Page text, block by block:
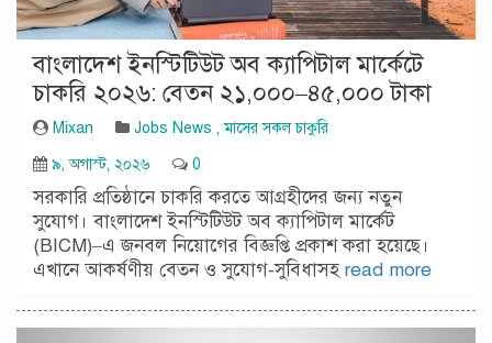
বাংলাদেশ ইনস্টিটিউট অব ক্যাপিটাল মার্কেটে
চাকরি ২০২৬: বেতন ২১,০০০–৪৫,০০০ টাকা
Mixan Jobs News ,মাসের সকল চাকুরি
৯, অগাস্ট, ২০২৬
0
সরকারি প্রতিষ্ঠানে চাকরি করতে আগ্রহীদের জন্য নতুন
সুযোগ। বাংলাদেশ ইনস্টিটিউট অব ক্যাপিটাল মার্কেট
(BICM)–এ জনবল নিয়োগের বিজ্ঞপ্তি প্রকাশ করা হয়েছে।
এখানে আকর্ষণীয় বেতন ও সুযোগ-সুবিধাসহ read more